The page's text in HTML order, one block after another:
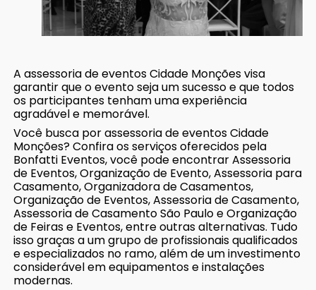
A assessoria de eventos Cidade Monções visa
garantir que o evento seja um sucesso e que todos
os participantes tenham uma experiência
agradável e memorável.
Você busca por assessoria de eventos Cidade
Monções? Confira os serviços oferecidos pela
Bonfatti Eventos, você pode encontrar Assessoria
de Eventos, Organização de Evento, Assessoria para
Casamento, Organizadora de Casamentos,
Organização de Eventos, Assessoria de Casamento,
Assessoria de Casamento São Paulo e Organização
de Feiras e Eventos, entre outras alternativas. Tudo
isso graças a um grupo de profissionais qualificados
e especializados no ramo, além de um investimento
considerável em equipamentos e instalações
modernas.